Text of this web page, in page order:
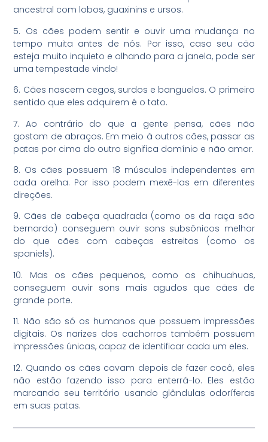
ancestral com lobos, guaxinins e ursos.
5. Os cães podem sentir e ouvir uma mudança no
tempo muita antes de nós. Por isso, caso seu cão
esteja muito inquieto e olhando para a janela, pode ser
uma tempestade vindo!
6. Cães nascem cegos, surdos e banguelos. O primeiro
sentido que eles adquirem é o tato.
7. Ao contrário do que a gente pensa, cães não
gostam de abraços. Em meio à outros cães, passar as
patas por cima do outro significa domínio e não amor.
8. Os cães possuem 18 músculos independentes em
cada orelha. Por isso podem mexê-las em diferentes
direções.
9. Cães de cabeça quadrada (como os da raça são
bernardo) conseguem ouvir sons subsônicos melhor
do que cães com cabeças estreitas (como os
spaniels).
10. Mas os cães pequenos, como os chihuahuas,
conseguem ouvir sons mais agudos que cães de
grande porte.
11. Não são só os humanos que possuem impressões
digitais. Os narizes dos cachorros também possuem
impressões únicas, capaz de identificar cada um eles.
12. Quando os cães cavam depois de fazer cocô, eles
não estão fazendo isso para enterrá-lo. Eles estão
marcando seu território usando glândulas odoríferas
em suas patas.